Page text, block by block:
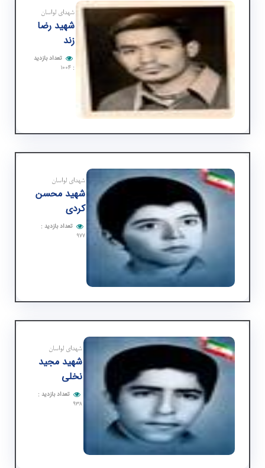
شهدای لواسان
شهید رضا
زند
تعداد بازدید
:۱۰۰۴
شهدای لواسان
شهید محسن
كردی
تعداد بازدید :
۹۷۷
شهدای لواسان
شهید مجید
نخلی
تعداد بازدید :
۹۳۸